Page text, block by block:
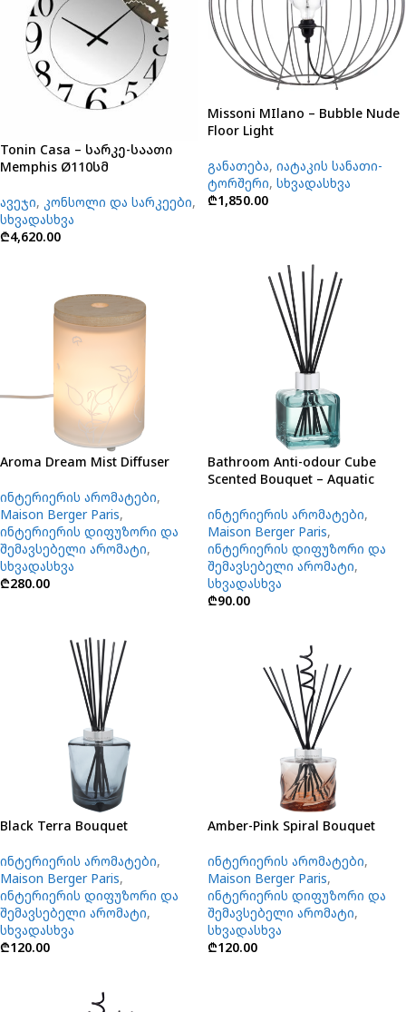
Tonin Casa – სარკე-საათი
Memphis Ø110სმ
ავეჯი, კონსოლი და სარკეები,
სხვადასხვა
₾4,620.00
Missoni MIlano – Bubble Nude
Floor Light
განათება, იატაკის სანათი-
ტორშერი, სხვადასხვა
₾1,850.00
Aroma Dream Mist Diffuser
ინტერიერის არომატები,
Maison Berger Paris,
ინტერიერის დიფუზორი და
შემავსებელი არომატი,
სხვადასხვა
₾280.00
Bathroom Anti-odour Cube
Scented Bouquet – Aquatic
ინტერიერის არომატები,
Maison Berger Paris,
ინტერიერის დიფუზორი და
შემავსებელი არომატი,
სხვადასხვა
₾90.00
Black Terra Bouquet
ინტერიერის არომატები,
Maison Berger Paris,
ინტერიერის დიფუზორი და
შემავსებელი არომატი,
სხვადასხვა
₾120.00
Amber-Pink Spiral Bouquet
ინტერიერის არომატები,
Maison Berger Paris,
ინტერიერის დიფუზორი და
შემავსებელი არომატი,
სხვადასხვა
₾120.00